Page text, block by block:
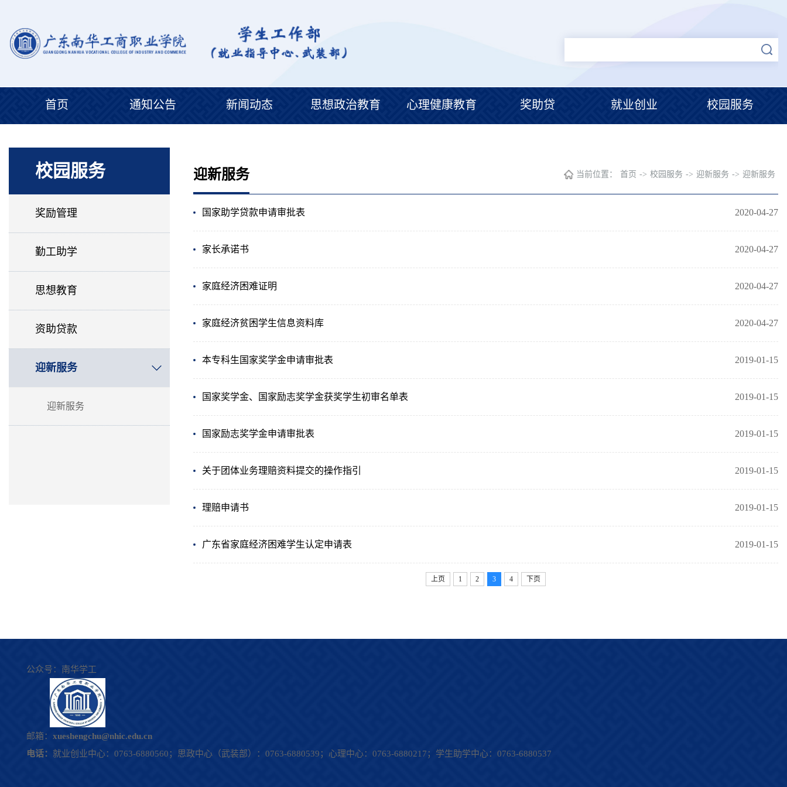
首页 通知公告 新闻动态 思想政治教育 心理健康教育 奖助贷 就业创业 校园服务
校园服务
奖励管理
勤工助学
思想教育
资助贷款
迎新服务
迎新服务
迎新服务 当前位置： 首页 -> 校园服务 -> 迎新服务 -> 迎新服务
2020-04-27
国家助学贷款申请审批表
2020-04-27
家长承诺书
2020-04-27
家庭经济困难证明
2020-04-27
家庭经济贫困学生信息资料库
2019-01-15
本专科生国家奖学金申请审批表
2019-01-15
国家奖学金、国家励志奖学金获奖学生初审名单表
2019-01-15
国家励志奖学金申请审批表
2019-01-15
关于团体业务理赔资料提交的操作指引
2019-01-15
理赔申请书
2019-01-15
广东省家庭经济困难学生认定申请表
上页 1 2 3 4 下页
公众号： 南华学工
邮箱： xueshengchu@nhic.edu.cn
电话： 就业创业中心：0763-6880560； 思政中心（武装部）：0763-6880539； 心理中心：0763-6880217； 学生助学中心：0763-6880537